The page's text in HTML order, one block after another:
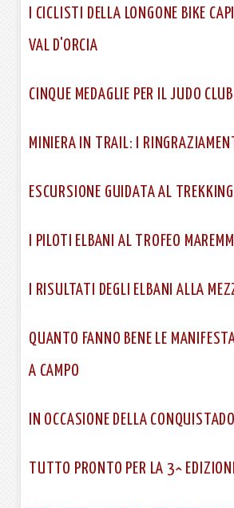
I CICLISTI DELLA LONGONE BIKE
VAL D'ORCIA
CINQUE MEDAGLIE PER IL JUDO
MINIERA IN TRAIL: I
ESCURSIONE GUIDATA AL
I PILOTI ELBANI AL TROFEO
I RISULTATI DEGLI ELBANI ALLA
QUANTO FANNO BENE LE
A CAMPO
IN OCCASIONE DELLA
TUTTO PRONTO PER LA 3^